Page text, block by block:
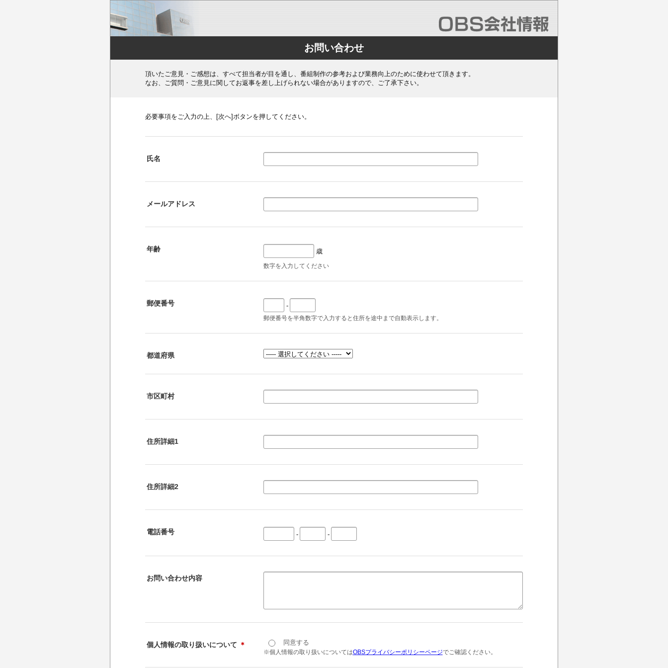
お問い合わせ
頂いたご意見・ご感想は、すべて担当者が目を通し、番組制作の参考および業務向上のために使わせて頂きます。
なお、ご質問・ご意見に関してお返事を差し上げられない場合がありますので、ご了承下さい。
必要事項をご入力の上、[次へ]ボタンを押してください。
氏名
メールアドレス
年齢 歳
数字を入力してください
郵便番号 -
郵便番号を半角数字で入力すると住所を途中まで自動表示します。
都道府県
市区町村
住所詳細1
住所詳細2
電話番号 - -
お問い合わせ内容
個人情報の取り扱いについて ＊ 同意する
※個人情報の取り扱いについてはOBSプライバシーポリシーページでご確認ください。